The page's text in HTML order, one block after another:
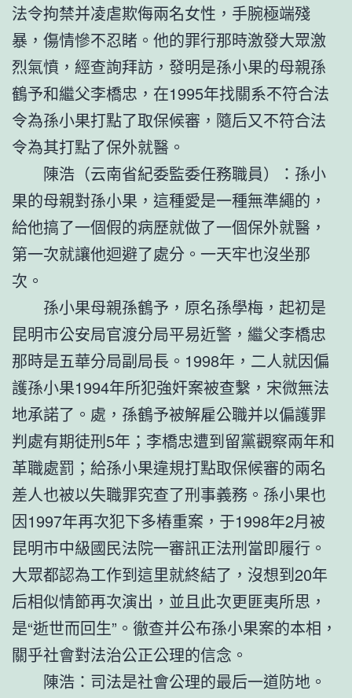
法令拘禁并凌虐欺侮兩名女性，手腕極端殘
暴，傷情慘不忍睹。他的罪行那時激發大眾激
烈氣憤，經查詢拜訪，發明是孫小果的母親孫
鶴予和繼父李橋忠，在1995年找關系不符合法
令為孫小果打點了取保候審，隨后又不符合法
令為其打點了保外就醫。
陳浩（云南省紀委監委任務職員）：孫小
果的母親對孫小果，這種愛是一種無準繩的，
給他搞了一個假的病歷就做了一個保外就醫，
第一次就讓他迴避了處分。一天牢也沒坐那
次。
孫小果母親孫鶴予，原名孫學梅，起初是
昆明市公安局官渡分局平易近警，繼父李橋忠
那時是五華分局副局長。1998年，二人就因偏
護孫小果1994年所犯強奸案被查繫，宋微無法
地承諾了。處，孫鶴予被解雇公職并以偏護罪
判處有期徒刑5年；李橋忠遭到留黨觀察兩年和
革職處罰；給孫小果違規打點取保候審的兩名
差人也被以失職罪究查了刑事義務。孫小果也
因1997年再次犯下多樁重案，于1998年2月被
昆明市中級國民法院一審訊正法刑當即履行。
大眾都認為工作到這里就終結了，沒想到20年
后相似情節再次演出，並且此次更匪夷所思，
是“逝世而回生”。徹查并公布孫小果案的本相，
關乎社會對法治公正公理的信念。
陳浩：司法是社會公理的最后一道防地。